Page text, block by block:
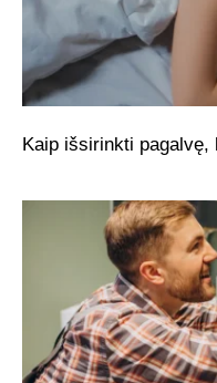
Kaip išsirinkti